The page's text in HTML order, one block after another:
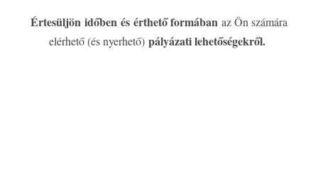
Értesüljön időben és érthető formában az Ön számára
elérhető (és nyerhető) pályázati lehetőségekről.